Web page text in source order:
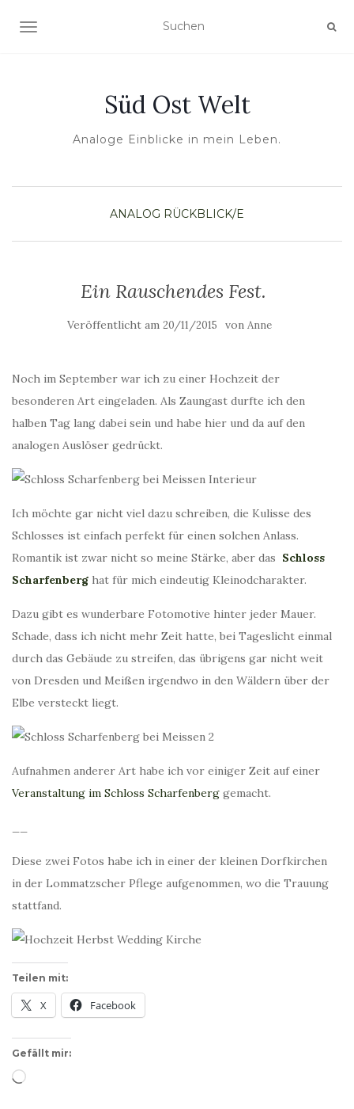
NAVIGATION UMSCHALTEN
Süd Ost Welt
Analoge Einblicke in mein Leben.
ANALOG RÜCKBLICK/E
Ein Rauschendes Fest.
Veröffentlicht am 20/11/2015 von Anne
Noch im September war ich zu einer Hochzeit der
besonderen Art eingeladen. Als Zaungast durfte ich den
halben Tag lang dabei sein und habe hier und da auf den
analogen Auslöser gedrückt.
Ich möchte gar nicht viel dazu schreiben, die Kulisse des
Schlosses ist einfach perfekt für einen solchen Anlass.
Romantik ist zwar nicht so meine Stärke, aber das Schloss
Scharfenberg hat für mich eindeutig Kleinodcharakter.
Dazu gibt es wunderbare Fotomotive hinter jeder Mauer.
Schade, dass ich nicht mehr Zeit hatte, bei Tageslicht einmal
durch das Gebäude zu streifen, das übrigens gar nicht weit
von Dresden und Meißen irgendwo in den Wäldern über der
Elbe versteckt liegt.
Aufnahmen anderer Art habe ich vor einiger Zeit auf einer
Veranstaltung im Schloss Scharfenberg gemacht.
Diese zwei Fotos habe ich in einer der kleinen Dorfkirchen
in der Lommatzscher Pflege aufgenommen, wo die Trauung
stattfand.
Teilen mit:
X Facebook
Gefällt mir:
Wird